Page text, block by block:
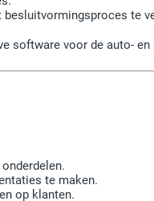
te
software voor de auto-
te maken.
op klanten.